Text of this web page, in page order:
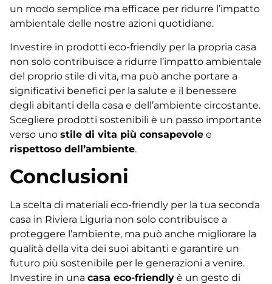
un modo semplice ma efficace per ridurre l’impatto
ambientale delle nostre azioni quotidiane.
Investire in prodotti eco-friendly per la propria casa
non solo contribuisce a ridurre l’impatto ambientale
del proprio stile di vita, ma può anche portare a
significativi benefici per la salute e il benessere
degli abitanti della casa e dell’ambiente circostante.
Scegliere prodotti sostenibili è un passo importante
verso uno stile di vita più consapevole e
rispettoso dell’ambiente.
Conclusioni
La scelta di materiali eco-friendly per la tua seconda
casa in Riviera Liguria non solo contribuisce a
proteggere l’ambiente, ma può anche migliorare la
qualità della vita dei suoi abitanti e garantire un
futuro più sostenibile per le generazioni a venire.
Investire in una casa eco-friendly è un gesto di